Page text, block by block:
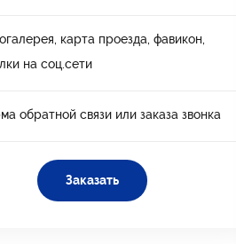
карта проезда, фавикон,
на соц.сети
обратной связи или заказа звонка
Заказать